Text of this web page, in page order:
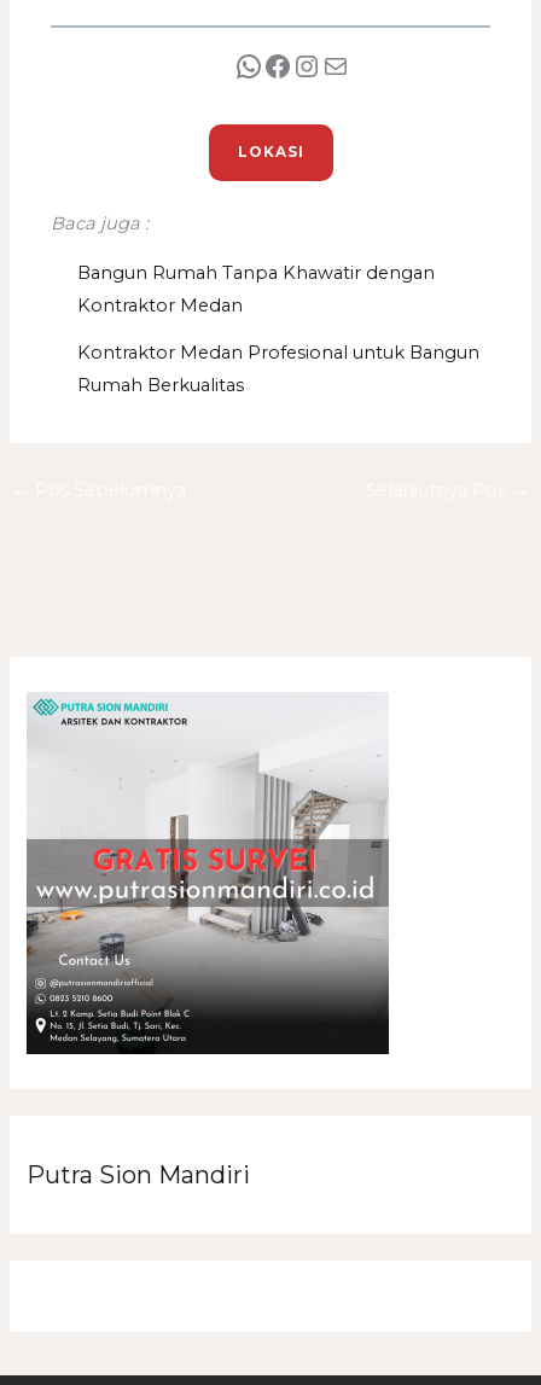
LOKASI
Baca juga :
Bangun Rumah Tanpa Khawatir dengan
Kontraktor Medan
Kontraktor Medan Profesional untuk Bangun
Rumah Berkualitas
Putra Sion Mandiri